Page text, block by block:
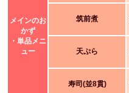
メインのお
かず
・単品メニ
ュー
筑前煮
天ぷら
寿司(並8貫)